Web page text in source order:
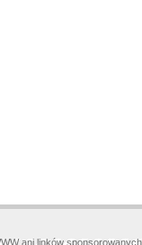
ani linków sponsorowanych